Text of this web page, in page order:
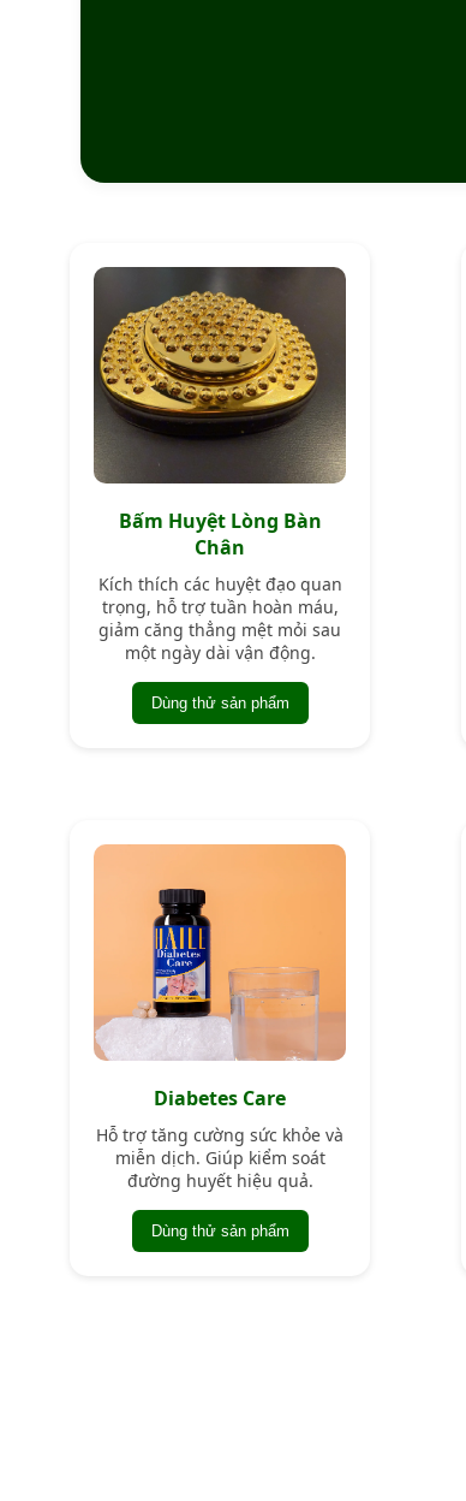
Bấm Huyệt Lòng Bàn
Chân
Kích thích các huyệt đạo quan
trọng, hỗ trợ tuần hoàn máu,
giảm căng thẳng mệt mỏi sau
một ngày dài vận động.
Dùng thử sản phẩm
Diabetes Care
Hỗ trợ tăng cường sức khỏe và
miễn dịch. Giúp kiểm soát
đường huyết hiệu quả.
Dùng thử sản phẩm